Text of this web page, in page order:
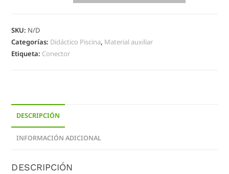
SKU: N/D
Categorías: Didáctico Piscina, Material auxiliar
Etiqueta: Conector
DESCRIPCIÓN
INFORMACIÓN ADICIONAL
DESCRIPCIÓN